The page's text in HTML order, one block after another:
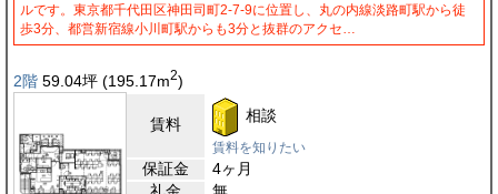
ルです。東京都千代田区神田司町2-7-9に位置し、丸の内線淡路町駅から徒
歩3分、都営新宿線小川町駅からも3分と抜群のアクセ…
2階 59.04坪 (195.17m2)
賃料 相談
賃料を知りたい
保証金
4ヶ月